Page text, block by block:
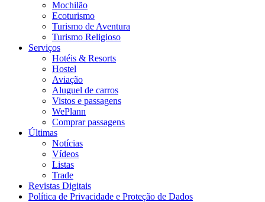
Mochilão
Ecoturismo
Turismo de Aventura
Turismo Religioso
Serviços
Hotéis & Resorts
Hostel
Aviação
Aluguel de carros
Vistos e passagens
WePlann
Comprar passagens
Últimas
Notícias
Vídeos
Listas
Trade
Revistas Digitais
Política de Privacidade e Proteção de Dados